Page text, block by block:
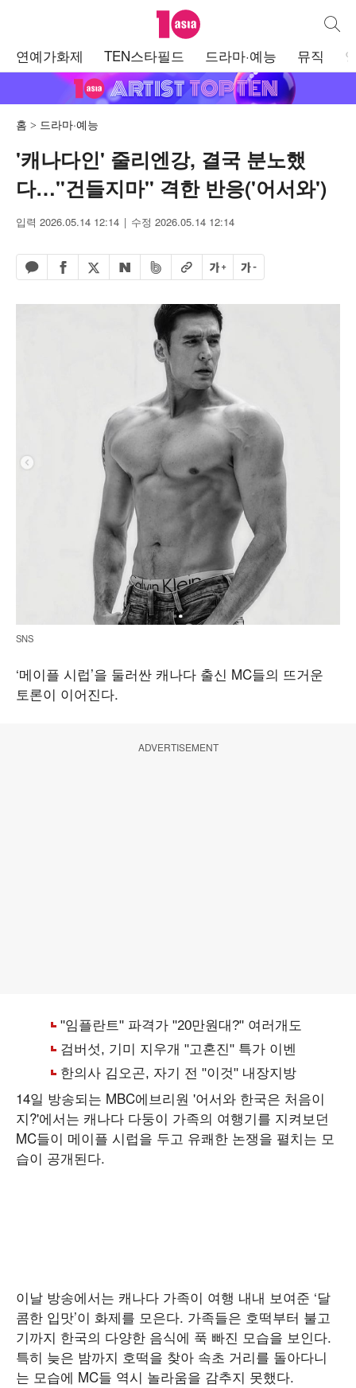
텐아시아 통합
연예가화제 TEN스타필드 드라마·예능 뮤직
홈 드라마·예능
'캐나다인' 줄리엔강, 결국 분노했
다…"건들지마" 격한 반응('어서와')
입력 2026.05.14 12:14 수정 2026.05.14 12:14
카카오톡 공유하기
페이스북 공유하기
엑스 공유하기
네이버 공유하기
밴드 공유하기
URL복사글자 크게글자 작게
SNS
‘메이플 시럽’을 둘러싼 캐나다 출신 MC들의 뜨거운
토론이 이어진다.
ADVERTISEMENT
14일 방송되는 MBC에브리원 '어서와 한국은 처음이
지?'에서는 캐나다 다둥이 가족의 여행기를 지켜보던
MC들이 메이플 시럽을 두고 유쾌한 논쟁을 펼치는 모
습이 공개된다.
이날 방송에서는 캐나다 가족이 여행 내내 보여준 ‘달
콤한 입맛’이 화제를 모은다. 가족들은 호떡부터 불고
기까지 한국의 다양한 음식에 푹 빠진 모습을 보인다.
특히 늦은 밤까지 호떡을 찾아 속초 거리를 돌아다니
는 모습에 MC들 역시 놀라움을 감추지 못했다.